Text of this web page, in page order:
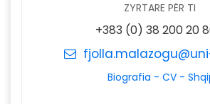
ZYRTARE PËR TI
+383 (0) 38 200 20
Biografia - CV -